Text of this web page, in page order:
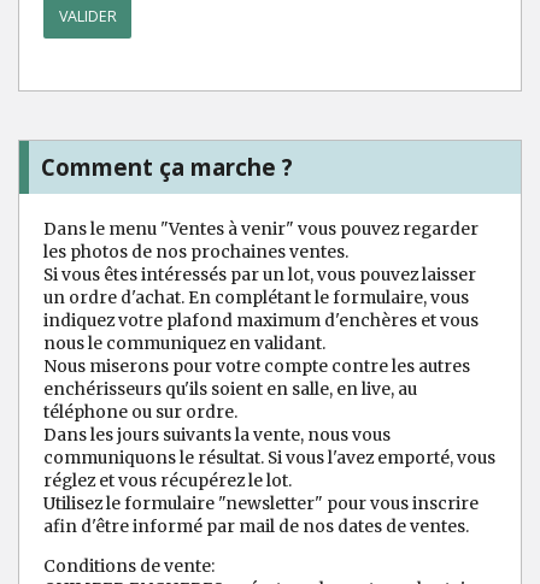
Comment ça marche ?
Dans le menu "Ventes à venir" vous pouvez regarder
les photos de nos prochaines ventes.
Si vous êtes intéressés par un lot, vous pouvez laisser
un ordre d'achat. En complétant le formulaire, vous
indiquez votre plafond maximum d'enchères et vous
nous le communiquez en validant.
Nous miserons pour votre compte contre les autres
enchérisseurs qu'ils soient en salle, en live, au
téléphone ou sur ordre.
Dans les jours suivants la vente, nous vous
communiquons le résultat. Si vous l'avez emporté, vous
réglez et vous récupérez le lot.
Utilisez le formulaire "newsletter" pour vous inscrire
afin d'être informé par mail de nos dates de ventes.
Conditions de vente: